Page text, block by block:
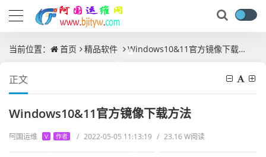
当前位置： 首页 精品软件 Windows10&11官方镜像下载方法
正文
Windows10&11官方镜像下载方法
阿国运维 V 作者 / 2022-05-05 11:13:19 / 23.16 W阅读